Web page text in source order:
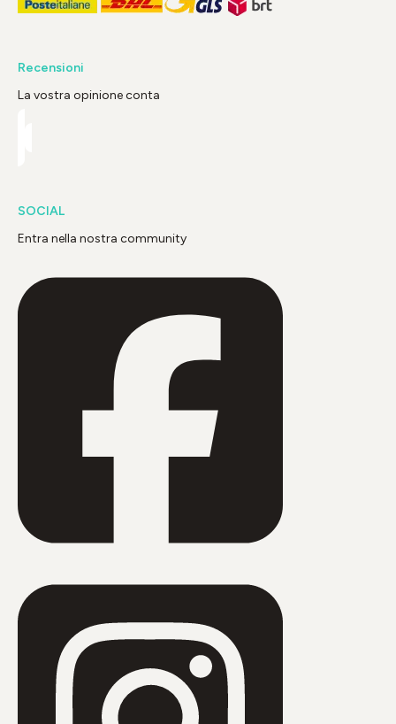
Recensioni
La vostra opinione conta
SOCIAL
Entra nella nostra community